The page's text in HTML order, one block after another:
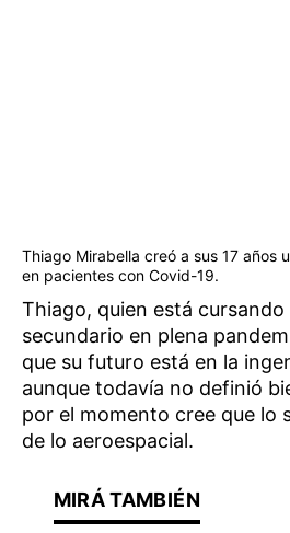
Thiago Mirabella creó a sus 17 años
en pacientes con Covid-19.
Thiago, quien está
secundario en plena
que su futuro está en la
aunque todavía no definió
por el momento cree que lo
de lo aeroespacial.